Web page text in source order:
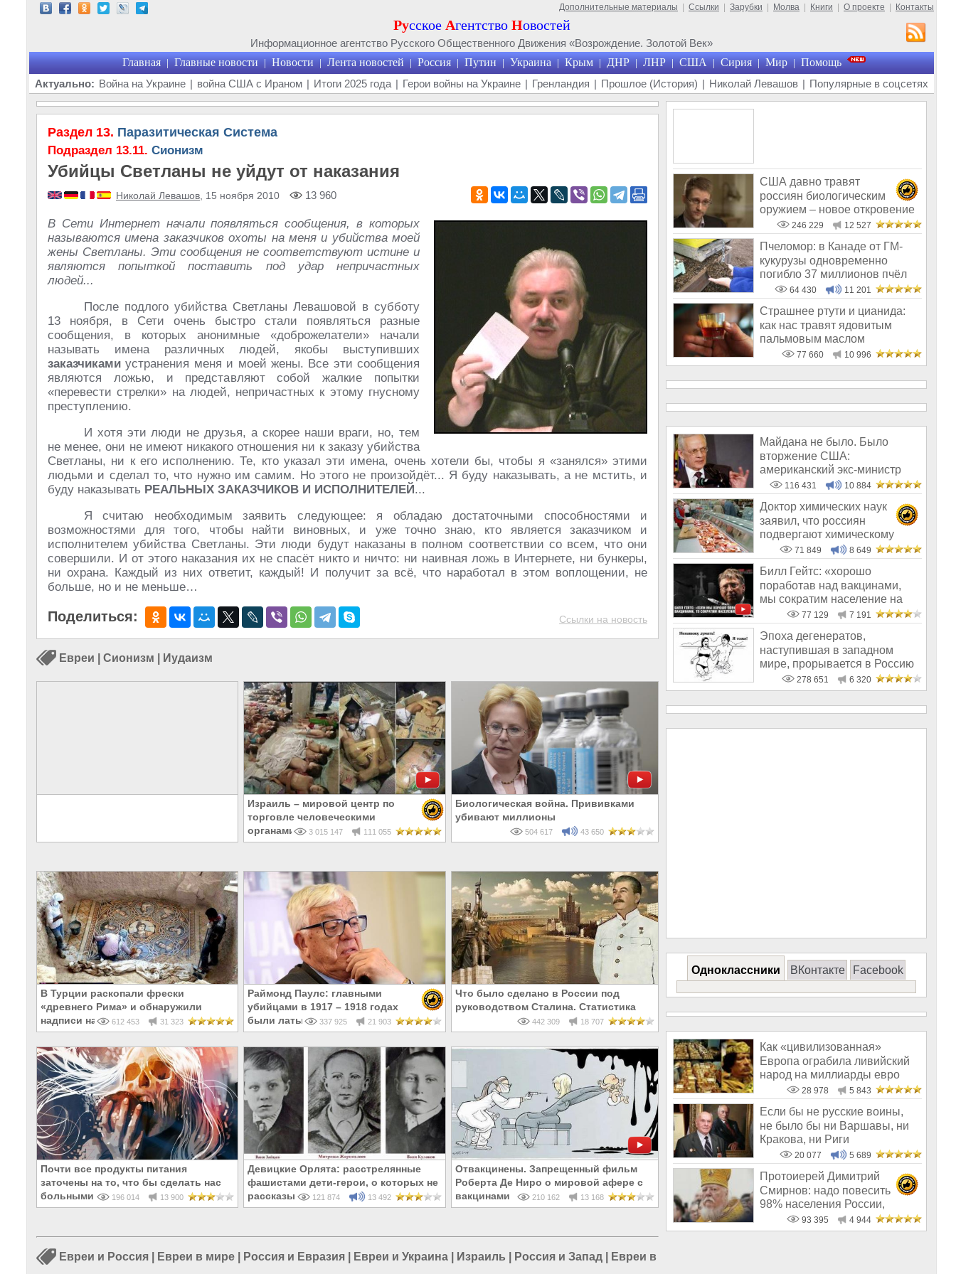
Дополнительные материалы Ссылки Зарубки Молва Книги О проекте Контакты
Русское Агентство Новостей
Информационное агентство Русского Общественного Движения «Возрождение. Золотой Век»
Главная | Главные новости | Новости | Лента новостей | Россия | Путин | Украина | Крым | ДНР | ЛНР | США | Сирия | Мир | Помощь
Актуально: Война на Украине | война США с Ираном | Итоги 2025 года | Герои войны на Украине | Гренландия | Прошлое (История) | Николай Левашов | Популярные в соцсетях
Раздел 13. Паразитическая Система
Подраздел 13.11. Сионизм
Убийцы Светланы не уйдут от наказания
Николай Левашов , 15 ноября 2010 13 960
В Сети Интернет начали появляться сообщения, в которых
называются имена заказчиков охоты на меня и убийства моей
жены Светланы. Эти сообщения не соответствуют истине и
являются попыткой поставить под удар непричастных
людей...
После подлого убийства Светланы Левашовой в субботу
13 ноября, в Сети очень быстро стали появляться разные
сообщения, в которых анонимные «доброжелатели» начали
называть имена различных людей, якобы выступивших
заказчиками устранения меня и моей жены. Все эти сообщения
являются ложью, и представляют собой жалкие попытки
«перевести стрелки» на людей, непричастных к этому гнусному
преступлению.
И хотя эти люди не друзья, а скорее наши враги, но, тем
не менее, они не имеют никакого отношения ни к заказу убийства
Светланы, ни к его исполнению. Те, кто указал эти имена, очень хотели бы, чтобы я «занялся» этими
людьми и сделал то, что нужно им самим. Но этого не произойдёт... Я буду наказывать, а не мстить, и
буду наказывать РЕАЛЬНЫХ ЗАКАЗЧИКОВ И ИСПОЛНИТЕЛЕЙ...
Я считаю необходимым заявить следующее: я обладаю достаточными способностями и
возможностями для того, чтобы найти виновных, и уже точно знаю, кто является заказчиком и
исполнителем убийства Светланы. Эти люди будут наказаны в полном соответствии со всем, что они
совершили. И от этого наказания их не спасёт никто и ничто: ни наивная ложь в Интернете, ни бункеры,
ни охрана. Каждый из них ответит, каждый! И получит за всё, что наработал в этом воплощении, не
больше, но и не меньше…
Поделиться: Ссылки на новость
Евреи Сионизм Иудаизм
Израиль – мировой центр по
торговле человеческими
органами
3 015 147 111 055
Биологическая война. Прививками
убивают миллионы
504 617 43 650
В Турции раскопали фрески
«древнего Рима» и обнаружили
надписи на Русском!
612 453 31 323
Раймонд Паулс: главными
убийцами в 1917 – 1918 годах
были латыши и евреи, а не русские
337 925 21 903
Что было сделано в России под
руководством Сталина. Статистика
442 309 18 707
Почти все продукты питания
заточены на то, что бы сделать нас
больными и бесплодными
196 014 13 900
Девицкие Орлята: расстрелянные
фашистами дети-герои, о которых не
рассказывают в школе
121 874 13 492
Отвакцинены. Запрещенный фильм
Роберта Де Ниро о мировой афере с
вакцинами
210 162 13 168
Евреи и Россия Евреи в мире Россия и Евразия Евреи и Украина Израиль Россия и Запад Евреи в России
США давно травят
россиян биологическим
оружием – новое откровение
Эдварда Сноудена
246 229 12 527
Пчеломор: в Канаде от ГМ-
кукурузы одновременно
погибло 37 миллионов пчёл
64 430 11 201
Страшнее ртути и цианида:
как нас травят ядовитым
пальмовым маслом
77 660 10 996
Майдана не было. Было
вторжение США:
американский экс-министр
написал открытое пись
116 431 10 884
Доктор химических наук
заявил, что россиян
подвергают химическому
геноциду71 849 8 649
Билл Гейтс: «хорошо
поработав над вакцинами,
мы сократим население на
10-15%»77 129 7 191
Эпоха дегенератов,
наступившая в западном
мире, прорывается в Россию
278 651 6 320
Одноклассники ВКонтакте Facebook
Как «цивилизованная»
Европа ограбила ливийский
народ на миллиарды евро
28 978 5 843
Если бы не русские воины,
не было бы ни Варшавы, ни
Кракова, ни Риги
20 077 5 689
Протоиерей Димитрий
Смирнов: надо повесить
98% населения России,
чтобы восторжество
93 395 4 944